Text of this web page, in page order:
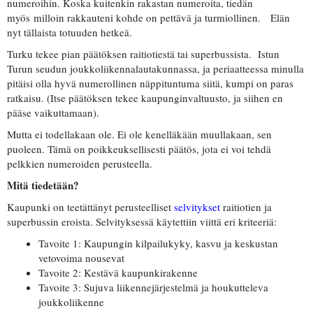
numeroihin. Koska kuitenkin rakastan numeroita, tiedän
myös milloin rakkauteni kohde on pettävä ja turmiollinen. Elän
nyt tällaista totuuden hetkeä.
Turku tekee pian päätöksen raitiotiestä tai superbussista. Istun
Turun seudun joukkoliikennalautakunnassa, ja periaatteessa minulla
pitäisi olla hyvä numerollinen näppituntuma siitä, kumpi on paras
ratkaisu. (Itse päätöksen tekee kaupunginvaltuusto, ja siihen en
pääse vaikuttamaan).
Mutta ei todellakaan ole. Ei ole kenelläkään muullakaan, sen
puoleen. Tämä on poikkeuksellisesti päätös, jota ei voi tehdä
pelkkien numeroiden perusteella.
Mitä tiedetään?
Kaupunki on teetättänyt perusteelliset selvitykset raitiotien ja
superbussin eroista. Selvityksessä käytettiin viittä eri kriteeriä:
Tavoite 1: Kaupungin kilpailukyky, kasvu ja keskustan
vetovoima nousevat
Tavoite 2: Kestävä kaupunkirakenne
Tavoite 3: Sujuva liikennejärjestelmä ja houkutteleva
joukkoliikenne